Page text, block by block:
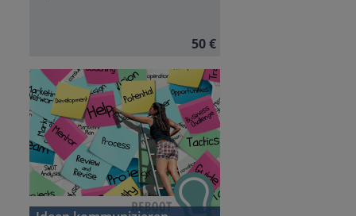
50 €